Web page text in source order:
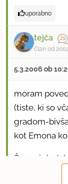
uporabno
tejča
član od
5.3.2006 ob
moram
(tiste, ki so
gradom-
kot Emona
Še moj
namazala